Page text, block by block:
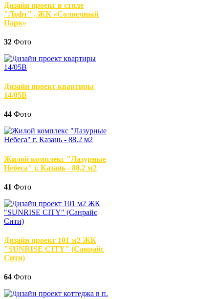
Дизайн проект в стиле
"Лофт" , ЖК «Солнечный
Парк»
32 Фото
Дизайн проект квартиры
14/05В
44 Фото
Жилой комплекс "Лазурные
Небеса" г. Казань - 88.2 м2
41 Фото
Дизайн проект 101 м2 ЖК
"SUNRISE CITY" (Санрайс
Сити)
64 Фото